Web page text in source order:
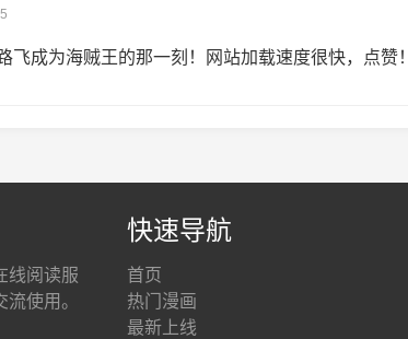
成为海贼王的那一刻！网站加载速度很快，点赞！
线阅读服
使用。
快速导航
首页
热门漫画
最新上线